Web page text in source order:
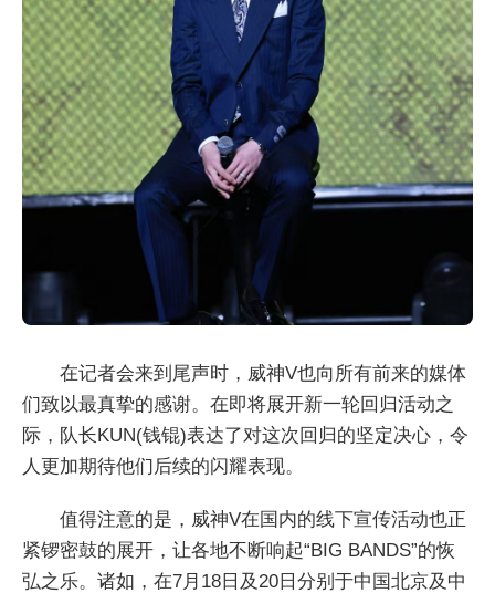
在记者会来到尾声时，威神V也向所有前来的媒体
们致以最真挚的感谢。在即将展开新一轮回归活动之
际，队长KUN(钱锟)表达了对这次回归的坚定决心，令
人更加期待他们后续的闪耀表现。
值得注意的是，威神V在国内的线下宣传活动也正
紧锣密鼓的展开，让各地不断响起“BIG BANDS”的恢
弘之乐。诸如，在7月18日及20日分别于中国北京及中